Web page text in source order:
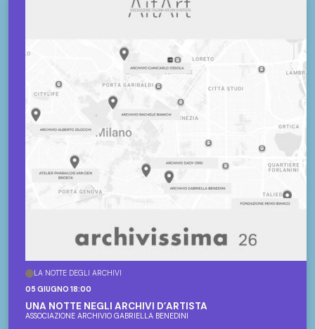
LA NOTTE DEGLI ARCHIVI
05 GIUGNO 18:00
UNA NOTTE NEGLI ARCHIVI D’ARTISTA
ASSOCIAZIONE ARCHIVIO GABRIELLA BENEDINI